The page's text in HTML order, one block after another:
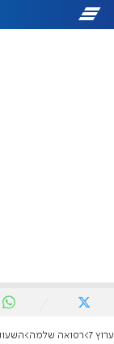
ערוץ 7 רפואה שלמה